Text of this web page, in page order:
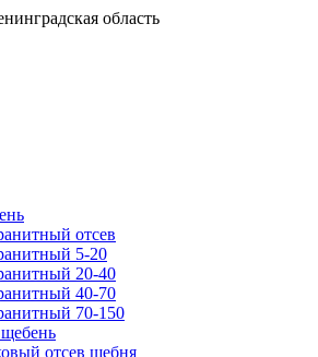
область
отсев
5-20
20-40
40-70
70-150
отсев щебня